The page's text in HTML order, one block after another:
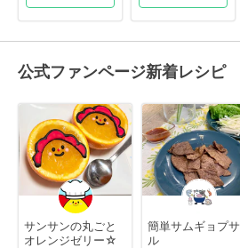
公式ファンページ新着レシピ
サンサンの丸ごと
オレンジゼリー☆
簡単サムギョプサ
ル